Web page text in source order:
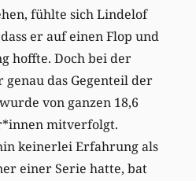
fühlte sich Lindelof
er auf einen Flop und
hoffte. Doch bei der
das Gegenteil der
von ganzen 18,6
mitverfolgt.
keinerlei Erfahrung als
einer Serie hatte, bat